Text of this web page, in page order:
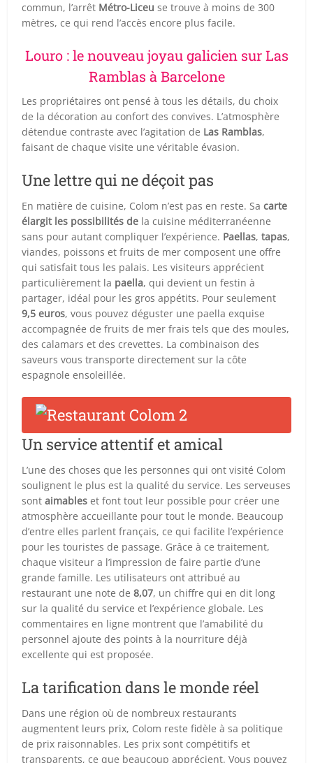
commun, l’arrêt Métro-Liceu se trouve à moins de 300
mètres, ce qui rend l’accès encore plus facile.
Louro : le nouveau joyau galicien sur Las
Ramblas à Barcelone
Les propriétaires ont pensé à tous les détails, du choix
de la décoration au confort des convives. L’atmosphère
détendue contraste avec l’agitation de Las Ramblas,
faisant de chaque visite une véritable évasion.
Une lettre qui ne déçoit pas
En matière de cuisine, Colom n’est pas en reste. Sacarte
élargit les possibilités de la cuisine méditerranéenne
sans pour autant compliquer l’expérience. Paellas,tapas,
viandes, poissons et fruits de mer composent une offre
qui satisfait tous les palais. Les visiteurs apprécient
particulièrement la paella, qui devient un festin à
partager, idéal pour les gros appétits. Pour seulement
9,5 euros, vous pouvez déguster une paella exquise
accompagnée de fruits de mer frais tels que des moules,
des calamars et des crevettes. La combinaison des
saveurs vous transporte directement sur la côte
espagnole ensoleillée.
Un service attentif et amical
L’une des choses que les personnes qui ont visité Colom
soulignent le plus est la qualité du service. Les serveuses
sontaimables et font tout leur possible pour créer une
atmosphère accueillante pour tout le monde. Beaucoup
d’entre elles parlent français, ce qui facilite l’expérience
pour les touristes de passage. Grâce à ce traitement,
chaque visiteur a l’impression de faire partie d’une
grande famille. Les utilisateurs ont attribué au
restaurant une note de8,07, un chiffre qui en dit long
sur la qualité du service et l’expérience globale. Les
commentaires en ligne montrent que l’amabilité du
personnel ajoute des points à la nourriture déjà
excellente qui est proposée.
La tarification dans le monde réel
Dans une région où de nombreux restaurants
augmentent leurs prix, Colom reste fidèle à sa politique
de prix raisonnables. Les prix sont compétitifs et
transparents, ce que beaucoup apprécient. Vous pouvez